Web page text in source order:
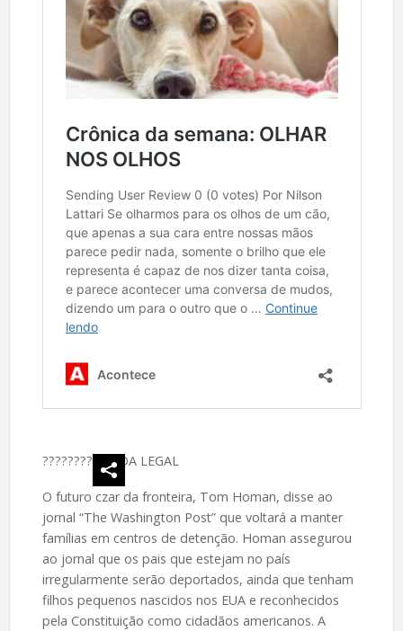
????????‍ VIDA LEGAL
O futuro czar da fronteira, Tom Homan, disse ao
jornal “The Washington Post” que voltará a manter
famílias em centros de detenção. Homan assegurou
ao jornal que os pais que estejam no país
irregularmente serão deportados, ainda que tenham
filhos pequenos nascidos nos EUA e reconhecidos
pela Constituição como cidadãos americanos. A